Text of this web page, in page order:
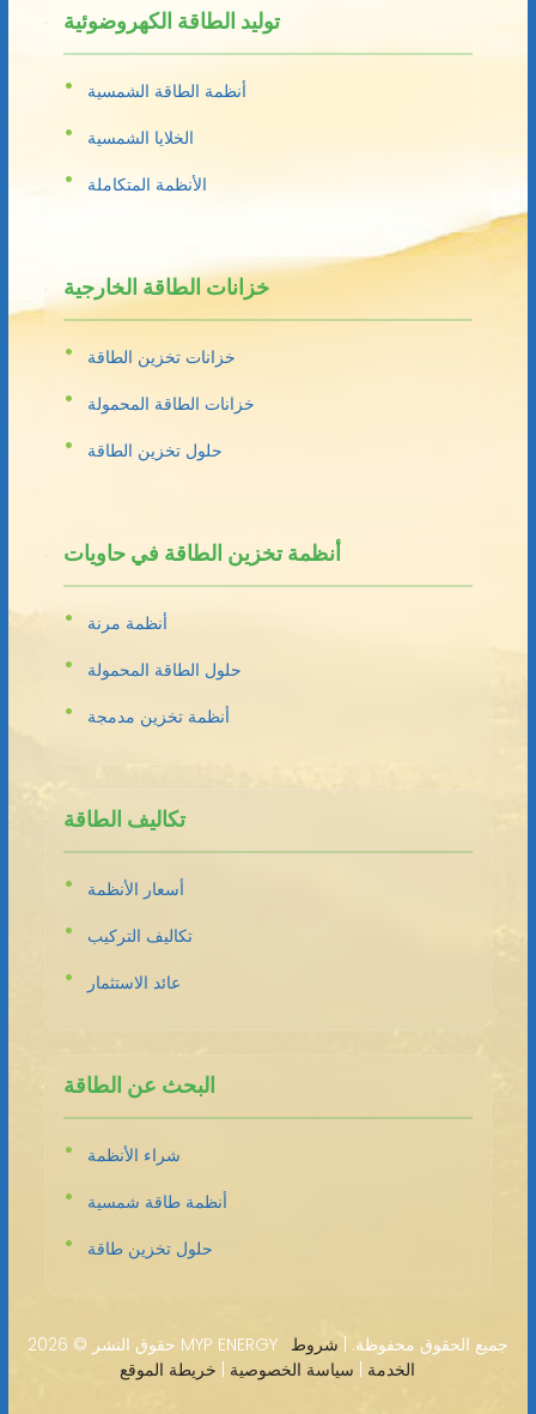
توليد الطاقة الكهروضوئية
أنظمة الطاقة الشمسية
الخلايا الشمسية
الأنظمة المتكاملة
خزانات الطاقة الخارجية
خزانات تخزين الطاقة
خزانات الطاقة المحمولة
حلول تخزين الطاقة
أنظمة تخزين الطاقة في حاويات
أنظمة مرنة
حلول الطاقة المحمولة
أنظمة تخزين مدمجة
تكاليف الطاقة
أسعار الأنظمة
تكاليف التركيب
عائد الاستثمار
البحث عن الطاقة
شراء الأنظمة
أنظمة طاقة شمسية
حلول تخزين طاقة
حقوق النشر © 2026 MYP ENERGY · جميع الحقوق محفوظة. | شروط
الخدمة | سياسة الخصوصية | خريطة الموقع